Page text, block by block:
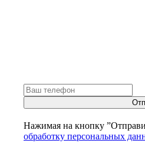
Нажимая на кнопку
обработку персональных